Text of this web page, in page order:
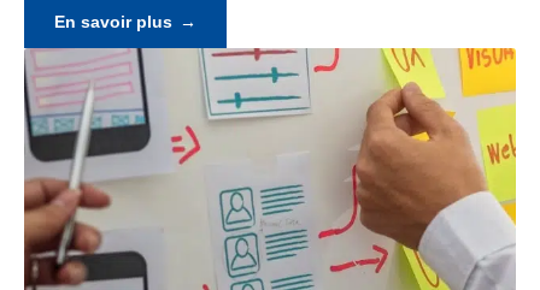
En savoir plus